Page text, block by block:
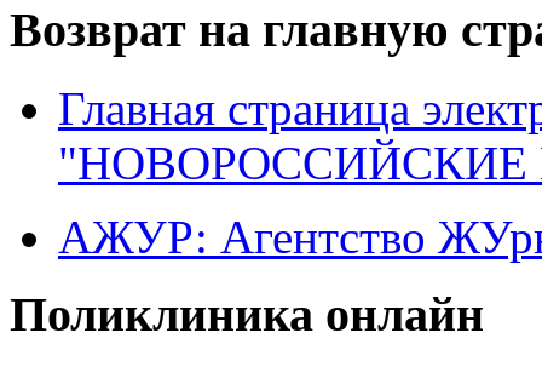
Возврат на главную
Главная страница
"НОВОРОССИЙСКИЕ
АЖУР: Агентство
Поликлиника онлайн